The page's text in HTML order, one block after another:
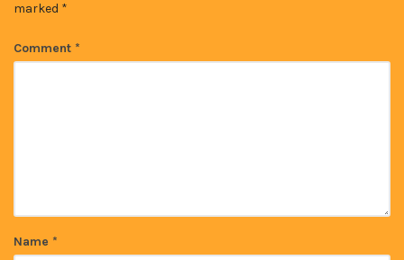
marked *
Comment *
Name *